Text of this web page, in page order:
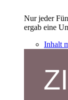
Nur jeder
ergab eine
Inhalt